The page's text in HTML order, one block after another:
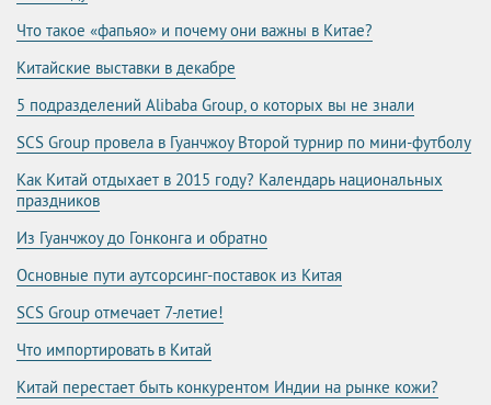
Что такое «фапьяо» и почему они важны в Китае?
Китайские выставки в декабре
5 подразделений Alibaba Group, о которых вы не знали
SCS Group провела в Гуанчжоу Второй турнир по мини-футболу
Как Китай отдыхает в 2015 году? Календарь национальных
праздников
Из Гуанчжоу до Гонконга и обратно
Основные пути аутсорсинг-поставок из Китая
SCS Group отмечает 7-летие!
Что импортировать в Китай
Китай перестает быть конкурентом Индии на рынке кожи?